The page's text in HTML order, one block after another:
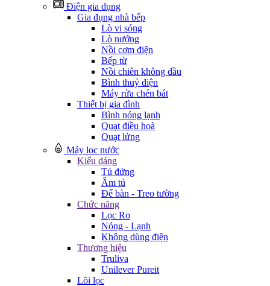
Điện gia dụng
Gia đụng nhà bếp
Lò vi sóng
Lò nướng
Nồi cơm điện
Bếp từ
Nồi chiên không dầu
Bình thuỷ điện
Máy rửa chén bát
Thiết bị gia đình
Bình nóng lạnh
Quạt điều hoà
Quạt lửng
Máy lọc nước
Kiểu dáng
Tủ đứng
Âm tủ
Để bàn - Treo tường
Chức năng
Lọc Ro
Nóng - Lạnh
Không dùng điện
Thương hiệu
Truliva
Unilever Pureit
Lõi lọc